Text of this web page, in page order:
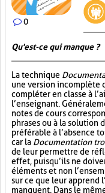
0
Qu'est-ce qui manque ?
La technique
une version incomplète
compléter en classe à
l’enseignant.
notes de cours
phrases ou à la solution
préférable à l’absence
car la Documentation
de leur permettre de
effet, puisqu’ils ne
éléments et non
sur ce que leur apprend
manquent. Dans le